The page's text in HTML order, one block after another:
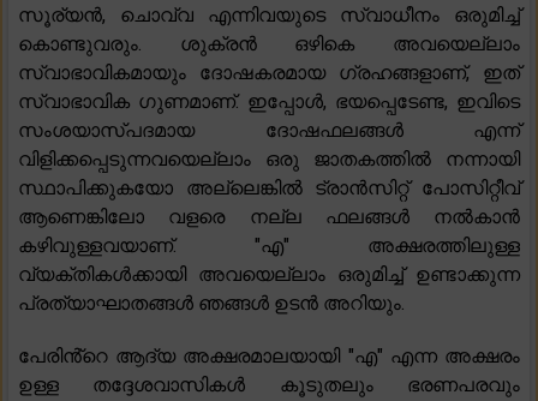
സൂര്യൻ, ചൊവ്വ എന്നിവയുടെ സ്വാധീനം ഒരുമിച്ച്
കൊണ്ടുവരും. ശുക്രൻ ഒഴികെ അവയെല്ലാം
സ്വാഭാവികമായും ദോഷകരമായ ഗ്രഹങ്ങളാണ്, ഇത്
സ്വാഭാവിക ഗുണമാണ്. ഇപ്പോൾ, ഭയപ്പെടേണ്ട, ഇവിടെ
സംശയാസ്പദമായ ദോഷഫലങ്ങൾ എന്ന്
വിളിക്കപ്പെടുന്നവയെല്ലാം ഒരു ജാതകത്തിൽ നന്നായി
സ്ഥാപിക്കുകയോ അല്ലെങ്കിൽ ട്രാൻസിറ്റ് പോസിറ്റീവ്
ആണെങ്കിലോ വളരെ നല്ല ഫലങ്ങൾ നൽകാൻ
കഴിവുള്ളവയാണ്. "എ" അക്ഷരത്തിലുള്ള
വ്യക്തികൾക്കായി അവയെല്ലാം ഒരുമിച്ച് ഉണ്ടാക്കുന്ന
പ്രത്യാഘാതങ്ങൾ ഞങ്ങൾ ഉടൻ അറിയും.
പേരിൻ്റെ ആദ്യ അക്ഷരമാലയായി "എ" എന്ന അക്ഷരം
ഉള്ള തദ്ദേശവാസികൾ കൂടുതലും ഭരണപരവും